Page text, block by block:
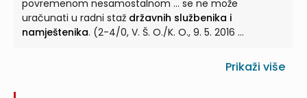
povremenom nesamostalnom ... se ne može
uračunati u radni staž državnih službenika i
namještenika. (2-4/0, V. Š. O./K. O., 9. 5. 2016 ...
Prikaži više